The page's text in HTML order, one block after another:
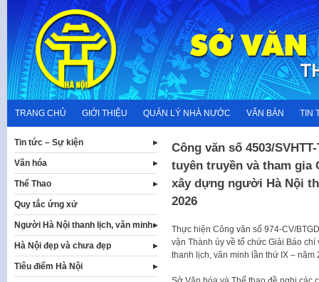
content
TRANG CHỦ GIỚI THIỆU QUẢN LÝ NHÀ NƯỚC VĂN BẢN TIN
Công văn số 4503/
tuyên truyền và tham gia
xây dựng người Hà Nội
2026
Thực hiện Công văn số 974-CV/
vận Thành ủy về tổ chức Giải Báo
thanh lịch, văn minh lần thứ IX – năm
Tin tức – Sự kiện
Văn hóa
Thể Thao
Quy tắc ứng xử
Người Hà Nội thanh lịch, văn minh
Hà Nội đẹp và chưa đẹp
Tiêu điểm Hà Nội